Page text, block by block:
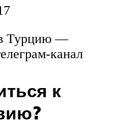
Турцию —
канал
к